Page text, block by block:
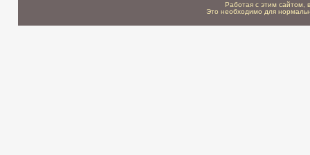
Работая с этим сайтом,
Это необходимо для